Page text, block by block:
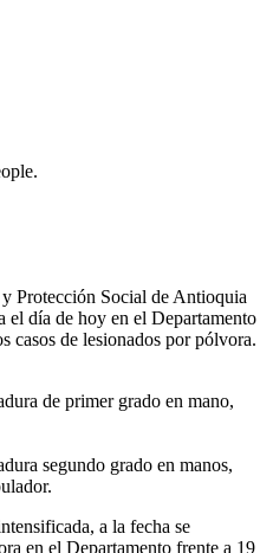
Protección Social de Antioquia
el día de hoy en el Departamento
casos de lesionados por pólvora.
de primer grado en mano,
segundo grado en manos,
a la fecha se
en el Departamento frente a 19